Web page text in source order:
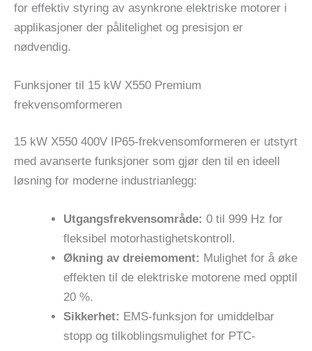
for effektiv styring av asynkrone elektriske motorer i
applikasjoner der pålitelighet og presisjon er
nødvendig.
Funksjoner til 15 kW X550 Premium
frekvensomformeren
15 kW X550 400V IP65-frekvensomformeren er utstyrt
med avanserte funksjoner som gjør den til en ideell
løsning for moderne industrianlegg:
Utgangsfrekvensområde: 0 til 999 Hz for
fleksibel motorhastighetskontroll.
Økning av dreiemoment: Mulighet for å øke
effekten til de elektriske motorene med opptil
20 %.
Sikkerhet: EMS-funksjon for umiddelbar
stopp og tilkoblingsmulighet for PTC-